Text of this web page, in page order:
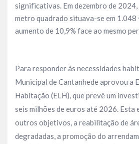
significativas. Em dezembro de
metro quadrado situava-se em 1.048
aumento de 10,9% face ao mesmo
Para responder às necessidades
Municipal de Cantanhede aprovou a
Habitação (ELH), que prevê um
seis milhões de euros até 2026.
outros objetivos, a reabilitação de
degradadas, a promoção do